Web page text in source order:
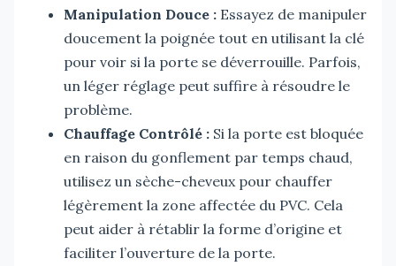
Manipulation Douce : Essayez de manipuler
doucement la poignée tout en utilisant la clé
pour voir si la porte se déverrouille. Parfois,
un léger réglage peut suffire à résoudre le
problème.
Chauffage Contrôlé : Si la porte est bloquée
en raison du gonflement par temps chaud,
utilisez un sèche-cheveux pour chauffer
légèrement la zone affectée du PVC. Cela
peut aider à rétablir la forme d’origine et
faciliter l’ouverture de la porte.